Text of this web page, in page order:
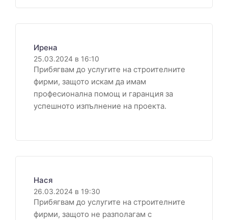
Ирена
25.03.2024 в 16:10
Прибягвам до услугите на строителните
фирми, защото искам да имам
професионална помощ и гаранция за
успешното изпълнение на проекта.
Нася
26.03.2024 в 19:30
Прибягвам до услугите на строителните
фирми, защото не разполагам с